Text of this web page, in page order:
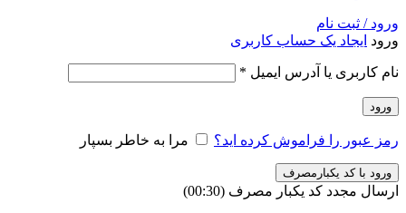
ورود / ثبت نام
ورود ایجاد یک حساب کاربری
نام کاربری یا آدرس ایمیل *
ورود
رمز عبور را فراموش کرده اید؟ مرا به خاطر بسپار
ورود با کد یکبارمصرف
ارسال مجدد کد یکبار مصرف (00:
30
)